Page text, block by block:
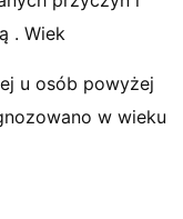
. Wiek
u osób powyżej
w wieku